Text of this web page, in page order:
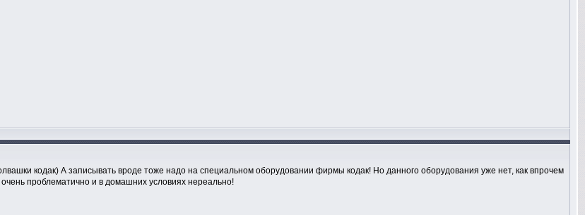
кодак) А записывать вроде тоже надо на специальном оборудовании фирмы кодак! Но данного оборудования уже нет, как впрочем
проблематично и в домашних условиях нереально!